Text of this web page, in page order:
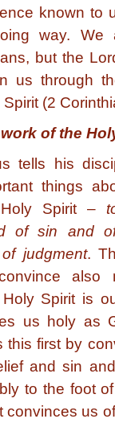
known to
way.
but the
us through
Spirit (2
of the
tells his
things
Spirit –
of sin and
judgment.
also
Spirit is
us holy as
this first by
and sin
to the foot
convinces us